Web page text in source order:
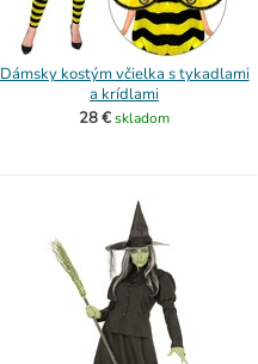
Dámsky kostým včielka s tykadlami
a krídlami
28 €skladom